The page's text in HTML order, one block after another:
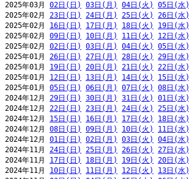
2025年03月 02日(日) 03日(月) 04日(火) 05日(水)
2025年02月 23日(日) 24日(月) 25日(火) 26日(水)
2025年02月 16日(日) 17日(月) 18日(火) 19日(水)
2025年02月 09日(日) 10日(月) 11日(火) 12日(水)
2025年02月 02日(日) 03日(月) 04日(火) 05日(水)
2025年01月 26日(日) 27日(月) 28日(火) 29日(水)
2025年01月 19日(日) 20日(月) 21日(火) 22日(水)
2025年01月 12日(日) 13日(月) 14日(火) 15日(水)
2025年01月 05日(日) 06日(月) 07日(火) 08日(水)
2024年12月 29日(日) 30日(月) 31日(火) 01日(水)
2024年12月 22日(日) 23日(月) 24日(火) 25日(水)
2024年12月 15日(日) 16日(月) 17日(火) 18日(水)
2024年12月 08日(日) 09日(月) 10日(火) 11日(水)
2024年12月 01日(日) 02日(月) 03日(火) 04日(水)
2024年11月 24日(日) 25日(月) 26日(火) 27日(水)
2024年11月 17日(日) 18日(月) 19日(火) 20日(水)
2024年11月 10日(日) 11日(月) 12日(火) 13日(水)